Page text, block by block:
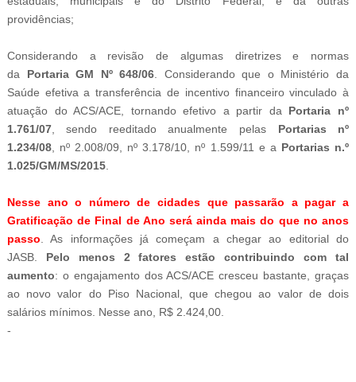
providências;
Considerando a revisão de algumas diretrizes e normas
da Portaria GM Nº 648/06 . Considerando que o Ministério da
Saúde efetiva a transferência de incentivo financeiro vinculado à
atuação do ACS/ACE, tornando efetivo a partir da Portaria nº
1.761/07, sendo reeditado anualmente pelas Portarias nº
1.234/08, nº 2.008/09, nº 3.178/10, nº 1.599/11 e a Portarias n.º
1.025/GM/MS/2015.
Nesse ano o número de cidades que passarão a pagar a
Gratificação de Final de Ano será ainda mais do que no anos
passo . As informações já começam a chegar ao editorial do
JASB. Pelo menos 2 fatores estão contribuindo com tal
aumento: o engajamento dos ACS/ACE cresceu bastante, graças
ao novo valor do Piso Nacional, que chegou ao valor de dois
salários mínimos. Nesse ano, R$ 2.424,00.
-